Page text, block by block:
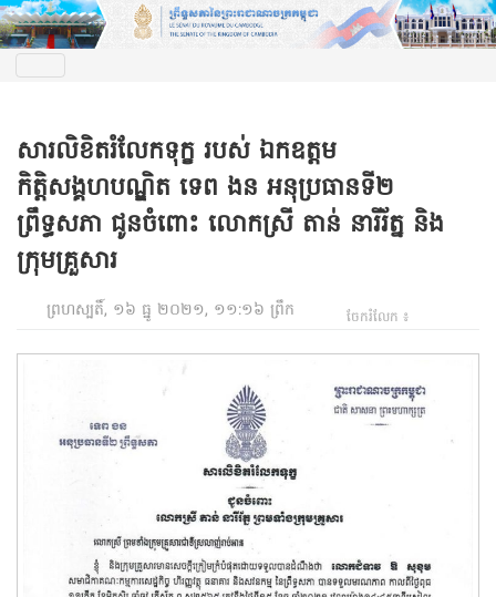
សារលិខិតរំលែកទុក្ខ របស់ ឯកឧត្តម
កិត្តិសង្គហបណ្ឌិត ទេព ងន អនុប្រធានទី២
ព្រឹទ្ធសភា ជូនចំពោះ ​លោកស្រី​ តាន់ នារីរ័ត្ន និង
ក្រុមគ្រួសារ
ព្រហស្បតិ៍, ១៦ ធ្នូ ២០២១, ១១:១៦ ព្រឹក ចែករំលែក ៖